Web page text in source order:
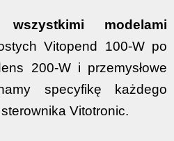
modelami
Vitopend 100-W po
200-W i przemysłowe
specyfikę każdego
Vitotronic.